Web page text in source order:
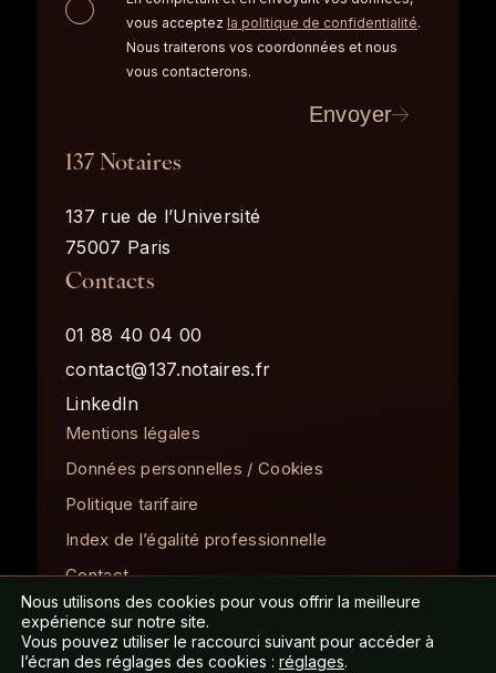
137 Notaires
137 rue de l’Université
75007 Paris
Contacts
01 88 40 04 00
contact@137.notaires.fr
LinkedIn
Mentions légales
Données personnelles / Cookies
Politique tarifaire
Index de l’égalité professionnelle
Contact
vous acceptez la politique de confidentialité.
Nous traiterons vos coordonnées et nous
vous contacterons.
Envoyer
©137Notaires2026. ISO 9001
Nous utilisons des cookies pour vous offrir la meilleure
expérience sur notre site.
Vous pouvez utiliser le raccourci suivant pour accéder à
l’écran des réglages des cookies : réglages.